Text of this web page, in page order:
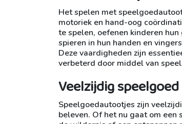
Het spelen met
motoriek en hand-oog
te spelen, oefenen kinderen
spieren in hun handen en
Deze vaardigheden zijn
verbeterd door middel van
Veelzijdig
Speelgoedautootjes zijn
beleven. Of het nu gaat om